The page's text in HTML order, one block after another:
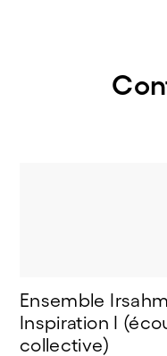
Ensemble
Inspiration I
collective)